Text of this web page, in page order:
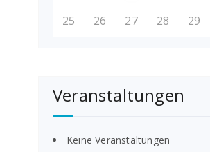
25 26 27 28 29
Veranstaltungen
Keine Veranstaltungen